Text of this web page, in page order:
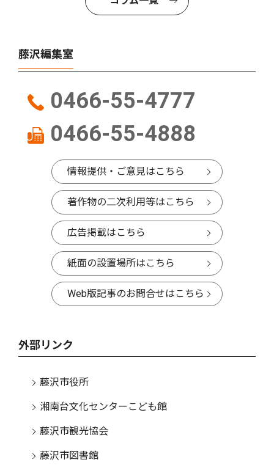
藤沢編集室
0466-55-4777
0466-55-4888
情報提供・ご意見はこちら
著作物の二次利用等はこちら
広告掲載はこちら
紙面の設置場所はこちら
Web版記事のお問合せはこちら
外部リンク
藤沢市役所
湘南台文化センターこども館
藤沢市観光協会
藤沢市図書館